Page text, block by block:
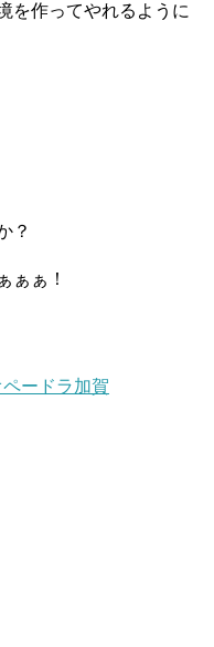
を作ってやれるように
？
ぁぁ！
ードラ加賀